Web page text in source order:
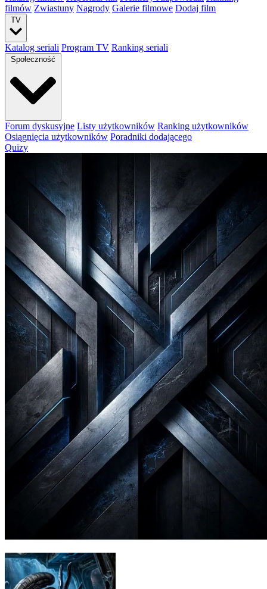
filmów Zwiastuny Nagrody Galerie filmowe Dodaj film
TV
Katalog seriali Program TV Ranking seriali
Społeczność
Forum dyskusyjne Listy użytkowników Ranking użytkowników
Osiągnięcia użytkowników Poradniki dodającego
Quizy